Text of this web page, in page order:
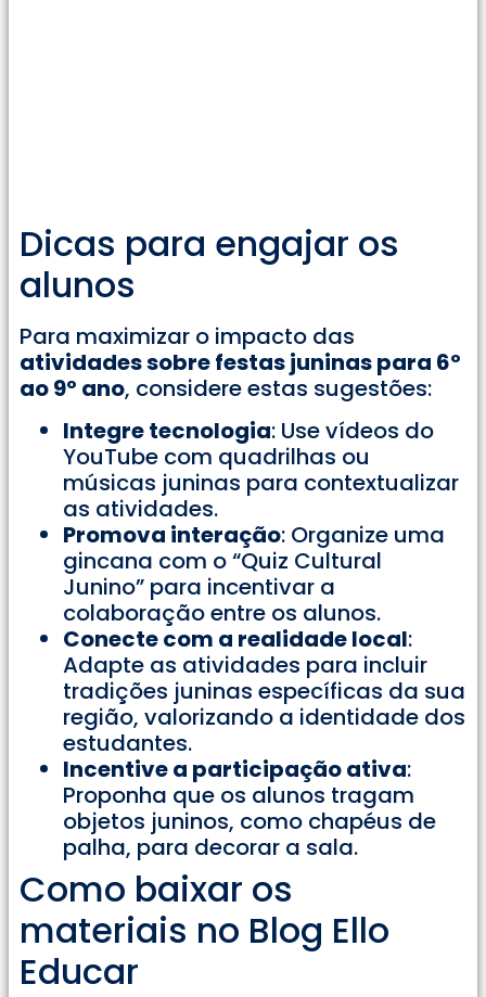
Dicas para engajar os
alunos
Para maximizar o impacto das
atividades sobre festas juninas para 6º
ao 9º ano, considere estas sugestões:
Integre tecnologia: Use vídeos do
YouTube com quadrilhas ou
músicas juninas para contextualizar
as atividades.
Promova interação: Organize uma
gincana com o “Quiz Cultural
Junino” para incentivar a
colaboração entre os alunos.
Conecte com a realidade local:
Adapte as atividades para incluir
tradições juninas específicas da sua
região, valorizando a identidade dos
estudantes.
Incentive a participação ativa:
Proponha que os alunos tragam
objetos juninos, como chapéus de
palha, para decorar a sala.
Como baixar os
materiais no Blog Ello
Educar